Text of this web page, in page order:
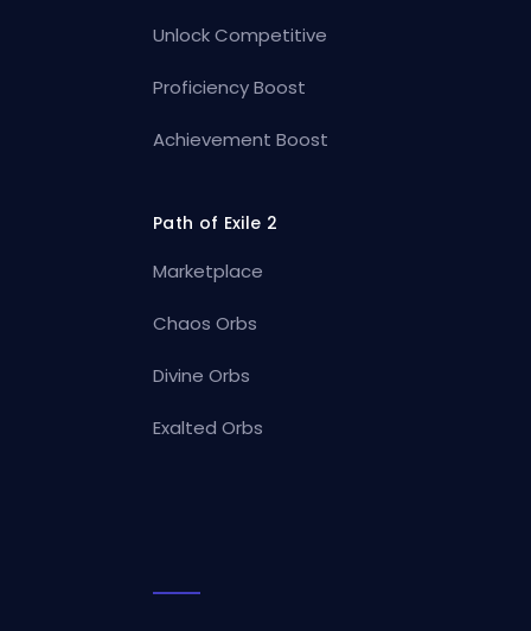
Unlock Competitive
Proficiency Boost
Achievement Boost
Path of Exile 2
Marketplace
Chaos Orbs
Divine Orbs
Exalted Orbs